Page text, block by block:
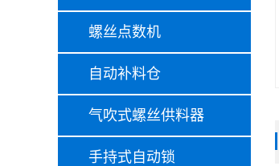
螺丝点数机
自动补料仓
气吹式螺丝供料器
手持式自动锁